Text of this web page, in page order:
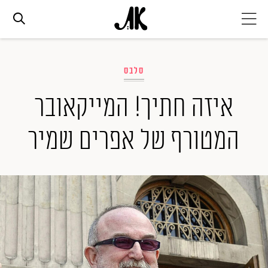
אופנה
ביוטי
סלבס
ערוצים נוספים
המגזין
סלבס
איזה חתיך! המייקאובר
המטורף של אפרים שמיר